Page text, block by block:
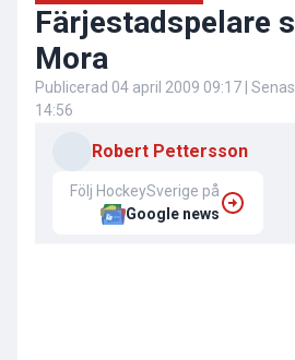
Färjestadspelare
Mora
Publicerad 04 april 2009 09:17 |
14:56
Robert Pettersson
Följ HockeySverige på
Google news